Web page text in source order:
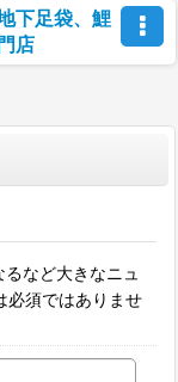
下足袋、鯉
店
など大きなニュ
必須ではありませ